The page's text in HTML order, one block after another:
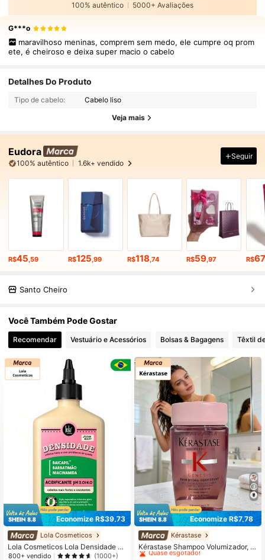
100% autêntico 5000+ Avaliações
G***o
maravilhoso meninas, comprem sem medo, ele cumpre oq prom
ete, é cheiroso e deixa super macio o cabelo
Detalhes Do Produto
Tipo de cabelo: Cabelo liso
Veja mais
Eudora
100% autêntico 1.6k+ vendido
Seguir
R$45,59 R$125,99 R$118,74 R$59,97 R$67
Santo Cheiro
Você Também Pode Gostar
Recomendar Vestuário e Acessórios Bolsas & Bagagens Têxtil
Economize R$39,73
Lola Cosmeticos
Lola Cosmeticos Lola Densidade A
cidificante 250g
800+ vendido (1000+)
Economize R$7,78
Kérastase
Kérastase Shampoo Volumizador, A
dequado para Cabelos Finos, Volum
#1 Mais Vendido
Quase esgotado!
#1 Mais Vendido
#1 Mais Vendido